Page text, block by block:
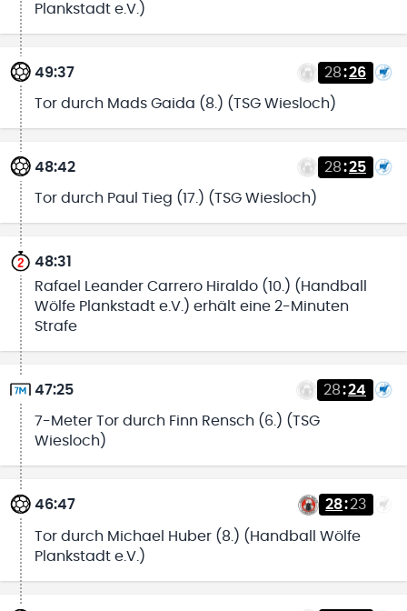
Plankstadt e.V.)
49:37 28:26
Tor durch Mads Gaida (8.) (TSG Wiesloch)
48:42 28:25
Tor durch Paul Tieg (17.) (TSG Wiesloch)
48:31
Rafael Leander Carrero Hiraldo (10.) (Handball
Wölfe Plankstadt e.V.) erhält eine 2-Minuten
Strafe
47:25 28:24
7-Meter Tor durch Finn Rensch (6.) (TSG
Wiesloch)
46:47 28:23
Tor durch Michael Huber (8.) (Handball Wölfe
Plankstadt e.V.)